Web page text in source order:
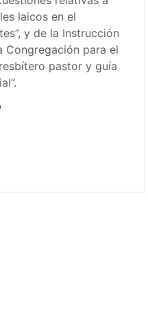
laicos en el
y de la Instrucción
para el
pastor y guía